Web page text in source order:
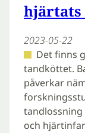
hjärtats
2023-05-22
Det finns
tandköttet.
påverkar
och